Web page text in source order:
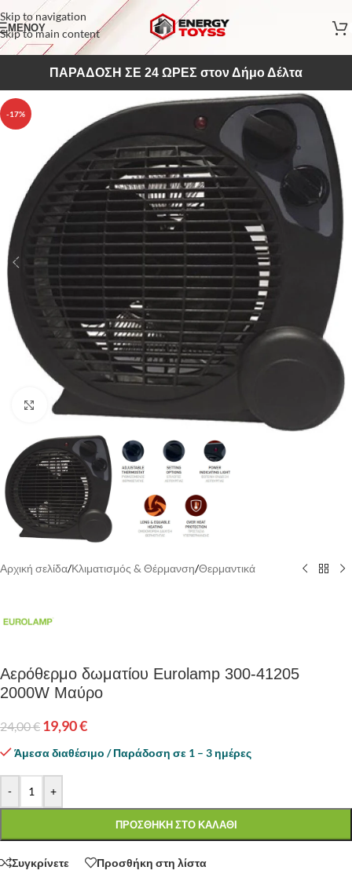
Skip to navigation
Skip to main content
ΜΕΝΟΥ
ΠΑΡΑΔΟΣΗ ΣΕ 24 ΩΡΕΣ στον Δήμο Δέλτα
-17%
Κάντε κλικ για να μεγεθύνετε
Αρχική σελίδα/Κλιματισμός & Θέρμανση/Θερμαντικά
Αερόθερμο δωματίου Eurolamp 300-41205
2000W Μαύρο
24,00€ 19,90€
Άμεσα διαθέσιμο / Παράδοση σε 1 – 3 ημέρες
- +
ΠΡΟΣΘΗΚΗ ΣΤΟ ΚΑΛΑΘΙ
Συγκρίνετε Προσθήκη στη λίστα